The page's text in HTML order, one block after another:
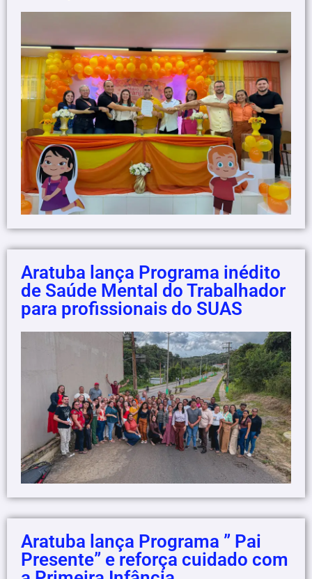
Aratuba lança Programa inédito
de Saúde Mental do Trabalhador
para profissionais do SUAS
Aratuba lança Programa ” Pai
Presente” e reforça cuidado com